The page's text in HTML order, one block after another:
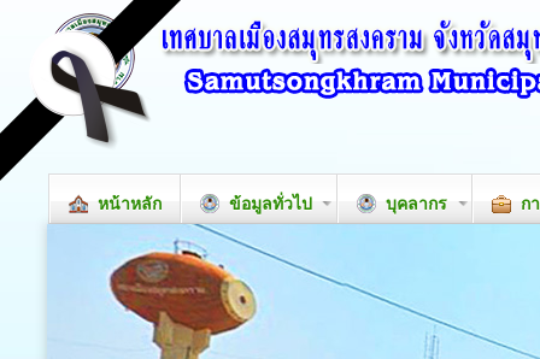
หน้าหลัก ข้อมูลทั่วไป บุคลากร ก